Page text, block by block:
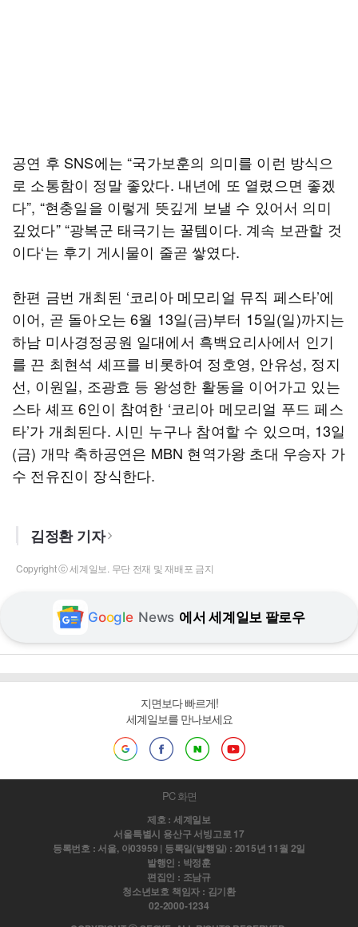
공연 후 SNS에는 “국가보훈의 의미를 이런 방식으
로 소통함이 정말 좋았다. 내년에 또 열렸으면 좋겠
다”, “현충일을 이렇게 뜻깊게 보낼 수 있어서 의미
깊었다” “광복군 태극기는 꿀템이다. 계속 보관할 것
이다‘는 후기 게시물이 줄곧 쌓였다.
한편 금번 개최된 ‘코리아 메모리얼 뮤직 페스타’에
이어, 곧 돌아오는 6월 13일(금)부터 15일(일)까지는
하남 미사경정공원 일대에서 흑백요리사에서 인기
를 끈 최현석 셰프를 비롯하여 정호영, 안유성, 정지
선, 이원일, 조광효 등 왕성한 활동을 이어가고 있는
스타 셰프 6인이 참여한 ‘코리아 메모리얼 푸드 페스
타’가 개최된다. 시민 누구나 참여할 수 있으며, 13일
(금) 개막 축하공연은 MBN 현역가왕 초대 우승자 가
수 전유진이 장식한다.
김정환 기자
Copyright ⓒ 세계일보. 무단 전재 및 재배포 금지
Google News 에서 세계일보 팔로우
지면보다 빠르게!
세계일보를 만나보세요
PC 화면
제호 : 세계일보
서울특별시 용산구 서빙고로 17
등록번호 : 서울, 아03959 | 등록일(발행일) : 2015년 11월 2일
발행인 : 박정훈
편집인 : 조남규
청소년보호 책임자 : 김기환
02-2000-1234